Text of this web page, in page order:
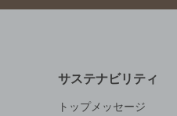
サステナビリティ
トップメッセージ